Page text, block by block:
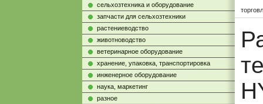
сельхозтехника и оборудование
запчасти для сельхозтехники
растениеводство
животноводство
ветеринарное оборудование
хранение, упаковка, транспортировка
инженерное оборудование
наука, маркетинг
разное